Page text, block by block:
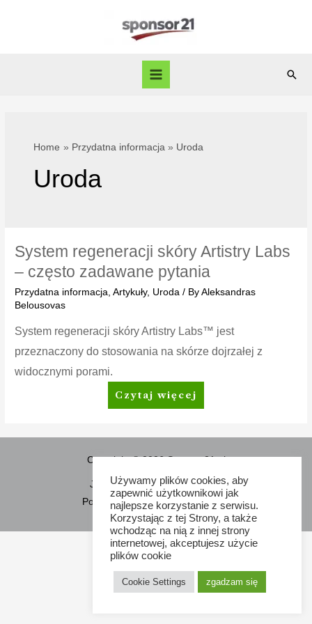
Main
Home Przydatna informacja Uroda
Uroda
System regeneracji skóry Artistry Labs
– często zadawane pytania
Przydatna informacja ,Artykuły, Uroda / ByAleksandras
Belousovas
System regeneracji skóry Artistry Labs™ jest
przeznaczony do stosowania na skórze dojrzałej z
widocznymi porami.
System
regeneracji
Labs
–
często
zadawane
pytania
Czytaj więcej
Copyright © 2026 Sponsor21.pl
Jak kupować
Regulamin
Polityka dotycząca plików cookies
Używamy plików cookies, aby
zapewnić użytkownikowi jak
najlepsze korzystanie z serwisu.
Korzystając z tej Strony, a także
wchodząc na nią z innej strony
internetowej, akceptujesz użycie
plików cookie
Cookie Settings zgadzam się